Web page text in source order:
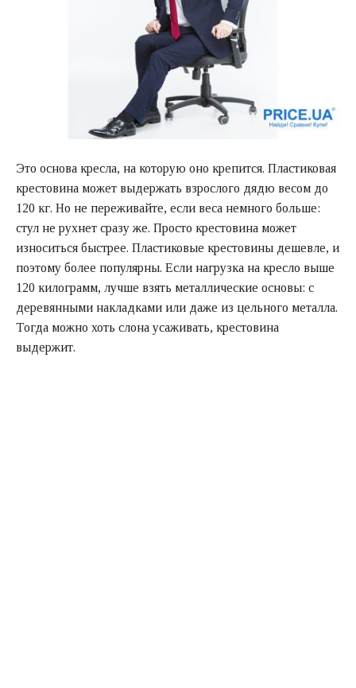
Это основа кресла, на которую оно крепится. Пластиковая
крестовина может выдержать взрослого дядю весом до
120 кг. Но не переживайте, если веса немного больше:
стул не рухнет сразу же. Просто крестовина может
износиться быстрее. Пластиковые крестовины дешевле, и
поэтому более популярны. Если нагрузка на кресло выше
120 килограмм, лучше взять металлические основы: с
деревянными накладками или даже из цельного металла.
Тогда можно хоть слона усаживать, крестовина
выдержит.